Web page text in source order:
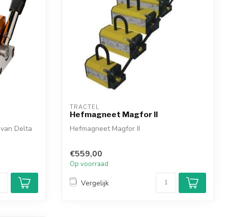
Delta
TRACTEL
Hefmagneet Magfor II
Hefmagneet Magfor II
€559,00
Op voorraad
Vergelijk